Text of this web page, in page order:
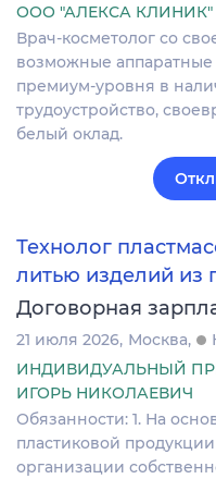
ООО "АЛЕКСА КЛИНИК"
Врач-косметолог со
возможные
премиум-уровня в
трудоустройство,
белый оклад.
Технолог
литью изделий из
Договорная
21 июля 2026 Москва
ИНДИВИДУАЛЬНЫЙ
ИГОРЬ НИКОЛАЕВИЧ
Обязанности: 1. На
пластиковой
организации